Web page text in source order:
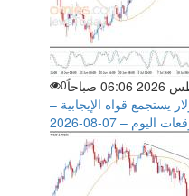
0
يستجمع قواه الإيجابية –
اليوم – 07-08-2026